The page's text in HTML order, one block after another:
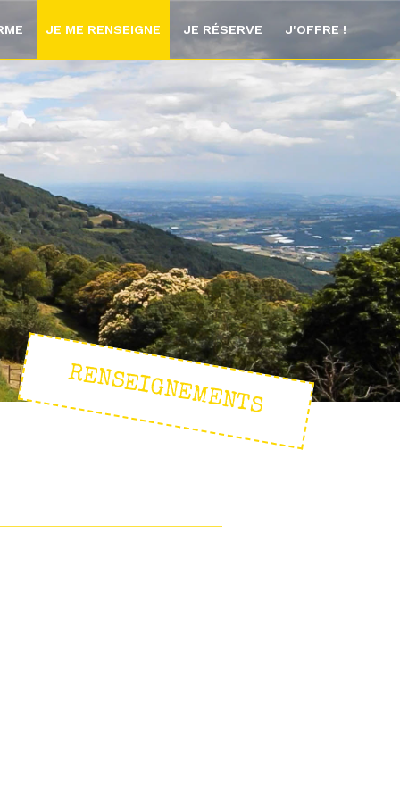
JE ME RENSEIGNE JE RÉSERVE J'OFFRE !
RENSEIGNEMENTS